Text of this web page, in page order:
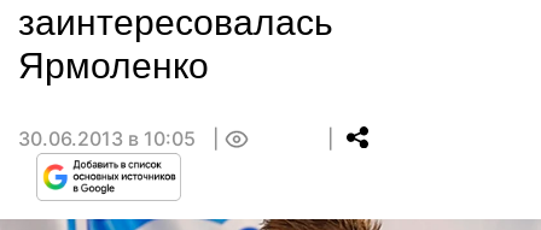
заинтересовалась
Ярмоленко
30.06.2013 в 10:05